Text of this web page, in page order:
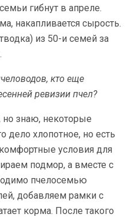
гибнут в апреле.
накапливается сырость.
из 50-и семей за
кто еще
ревизии пчел?
знаю, некоторые
дело хлопотное, но есть
условия для
подмор, а вместе с
пчелосемью
добавляем рамки с
корма. После такого